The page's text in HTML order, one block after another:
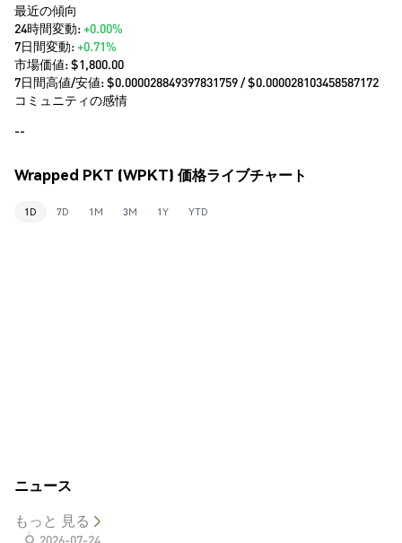
最近の傾向
24時間変動:+0.00%
7日間変動:+0.71%
市場価値:$1,800.00
7日間高値/安値: $0.000028849397831759/ $0.000028103458587172
コミュニティの感情
--
Wrapped PKT (WPKT) 価格ライブチャート
1D 7D 1M 3M 1Y YTD
ニュース
もっと 見る
2026-07-24